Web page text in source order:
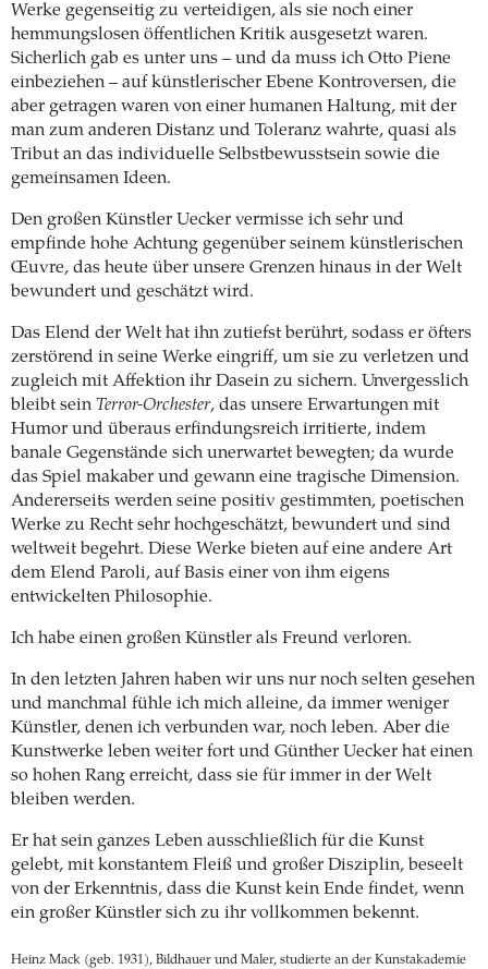
Werke gegenseitig zu verteidigen, als sie noch einer
hemmungslosen öffentlichen Kritik ausgesetzt waren.
Sicherlich gab es unter uns – und da muss ich Otto Piene
einbeziehen – auf künstlerischer Ebene Kontroversen, die
aber getragen waren von einer humanen Haltung, mit der
man zum anderen Distanz und Toleranz wahrte, quasi als
Tribut an das individuelle Selbstbewusstsein sowie die
gemeinsamen Ideen.
Den großen Künstler Uecker vermisse ich sehr und
empfinde hohe Achtung gegenüber seinem künstlerischen
Œuvre, das heute über unsere Grenzen hinaus in der Welt
bewundert und geschätzt wird.
Das Elend der Welt hat ihn zutiefst berührt, sodass er öfters
zerstörend in seine Werke eingriff, um sie zu verletzen und
zugleich mit Affektion ihr Dasein zu sichern. Unvergesslich
bleibt sein Terror-Orchester, das unsere Erwartungen mit
Humor und überaus erfindungsreich irritierte, indem
banale Gegenstände sich unerwartet bewegten; da wurde
das Spiel makaber und gewann eine tragische Dimension.
Andererseits werden seine positiv gestimmten, poetischen
Werke zu Recht sehr hochgeschätzt, bewundert und sind
weltweit begehrt. Diese Werke bieten auf eine andere Art
dem Elend Paroli, auf Basis einer von ihm eigens
entwickelten Philosophie.
Ich habe einen großen Künstler als Freund verloren.
In den letzten Jahren haben wir uns nur noch selten gesehen
und manchmal fühle ich mich alleine, da immer weniger
Künstler, denen ich verbunden war, noch leben. Aber die
Kunstwerke leben weiter fort und Günther Uecker hat einen
so hohen Rang erreicht, dass sie für immer in der Welt
bleiben werden.
Er hat sein ganzes Leben ausschließlich für die Kunst
gelebt, mit konstantem Fleiß und großer Disziplin, beseelt
von der Erkenntnis, dass die Kunst kein Ende findet, wenn
ein großer Künstler sich zu ihr vollkommen bekennt.
Heinz Mack (geb. 1931), Bildhauer und Maler, studierte an der Kunstakademie